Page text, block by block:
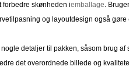
skønheden iemballage.
og layoutdesign også
detaljer til pakken, såsom brug
det overordnede billede og